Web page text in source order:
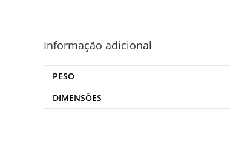
Informação adicional
PESO
DIMENSÕES